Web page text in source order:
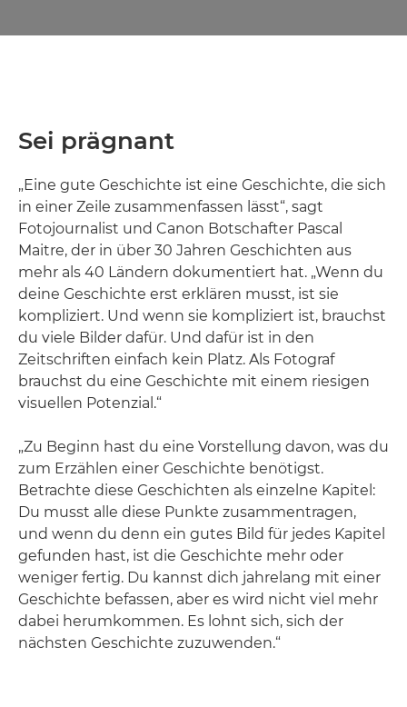
Sei prägnant
„Eine gute Geschichte ist eine Geschichte, die sich
in einer Zeile zusammenfassen lässt“, sagt
Fotojournalist und Canon Botschafter Pascal
Maitre, der in über 30 Jahren Geschichten aus
mehr als 40 Ländern dokumentiert hat. „Wenn du
deine Geschichte erst erklären musst, ist sie
kompliziert. Und wenn sie kompliziert ist, brauchst
du viele Bilder dafür. Und dafür ist in den
Zeitschriften einfach kein Platz. Als Fotograf
brauchst du eine Geschichte mit einem riesigen
visuellen Potenzial.“
„Zu Beginn hast du eine Vorstellung davon, was du
zum Erzählen einer Geschichte benötigst.
Betrachte diese Geschichten als einzelne Kapitel:
Du musst alle diese Punkte zusammentragen,
und wenn du denn ein gutes Bild für jedes Kapitel
gefunden hast, ist die Geschichte mehr oder
weniger fertig. Du kannst dich jahrelang mit einer
Geschichte befassen, aber es wird nicht viel mehr
dabei herumkommen. Es lohnt sich, sich der
nächsten Geschichte zuzuwenden.“